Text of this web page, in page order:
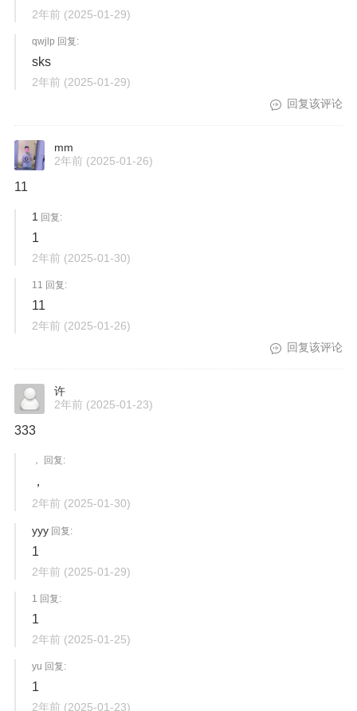
2年前 (2025-01-29)
qwjlp 回复:
sks
2年前 (2025-01-29)
回复该评论
mm
2年前 (2025-01-26)
11
1 回复:
1
2年前 (2025-01-30)
11 回复:
11
2年前 (2025-01-26)
回复该评论
许
2年前 (2025-01-23)
333
， 回复:
，
2年前 (2025-01-30)
yyy 回复:
1
2年前 (2025-01-29)
1 回复:
1
2年前 (2025-01-25)
yu 回复:
1
2年前 (2025-01-23)